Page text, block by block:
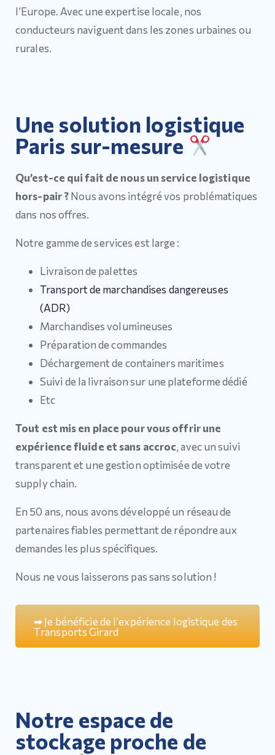
l’Europe. Avec une expertise locale, nos
conducteurs naviguent dans les zones urbaines ou
rurales.
Une solution logistique
Paris sur-mesure
Qu’est-ce qui fait de nous un service logistique
hors-pair ?Nous avons intégré vos problématiques
dans nos offres.
Notre gamme de services est large :
Livraison de palettes
Transport de marchandises dangereuses
(ADR)
Marchandises volumineuses
Préparation de commandes
Déchargement de containers maritimes
Suivi de la livraison sur une plateforme dédié
Etc
Tout est mis en place pour vous offrir une
expérience fluide et sans accroc, avec un suivi
transparent et une gestion optimisée de votre
supply chain.
En 50 ans, nous avons développé un réseau de
partenaires fiables permettant de répondre aux
demandes les plus spécifiques.
Nous ne vous laisserons pas sans solution !
➡Je bénéficiedel’expérience logistiquedes
Transports Girard
Notre espace de
stockage proche de